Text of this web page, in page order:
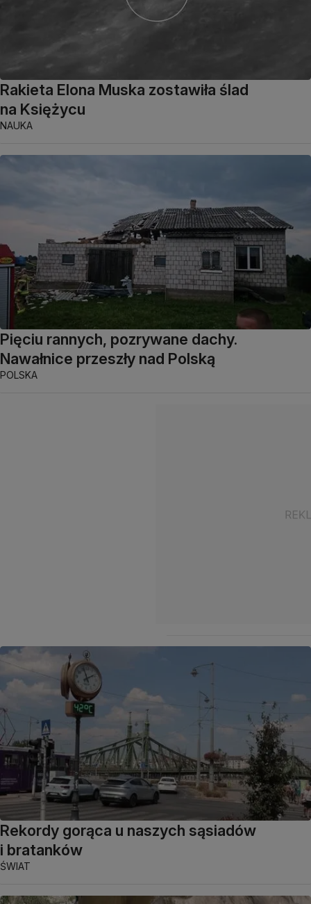
Rakieta Elona Muska zostawiła ślad
na Księżycu
NAUKA
Pięciu rannych, pozrywane dachy.
Nawałnice przeszły nad Polską
POLSKA
Rekordy gorąca u naszych sąsiadów
i bratanków
ŚWIAT